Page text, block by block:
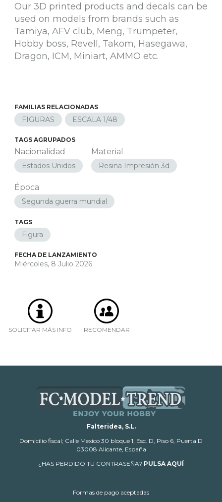
Our 3D printed products and decals can be
used on models from brands such as
Tamiya, AFV club, Meng, Trumpeter,
Hobby boss, Revell, Takom, Hasegawa,
Dragon, ICM, Miniart, AMMO etc.
FAMILIAS RELACIONADAS
FIGURAS ESCALA 1/48
TAGS AGRUPADOS
Nacionalidad
Estados Unidos
Material
Resina Impresión 3d
Época
Segunda guerra mundial
TAGS
Figura
FECHA DE LANZAMIENTO
Miércoles, 8 Julio 2026
SOLICITAR MÁS INFO RECOMENDAR
Falteridea, S.L.
Domicilio fiscal; Calle Mexico 30 bloque 1, Esc. D, Piso 6, Puerta D
03008 Alicante, España
¿HAS PERDIDO TU CONTRASEÑA? PULSA AQUÍ
Formas de pago aceptadas